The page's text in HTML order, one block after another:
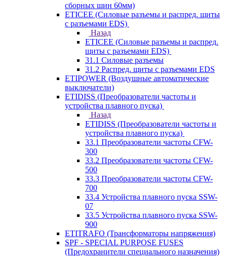
сборных шин 60мм)
ETICEE (Силовые разъемы и распред. щиты
с разъемами EDS)
Назад
ETICEE (Силовые разъемы и распред.
щиты с разъемами EDS)
31.1 Силовые разъемы
31.2 Распред. щиты с разъемами EDS
ETIPOWER (Воздушные автоматические
выключатели)
ETIDISS (Преобразователи частоты и
устройства плавного пуска)
Назад
ETIDISS (Преобразователи частоты и
устройства плавного пуска)
33.1 Преобразователи частоты CFW-
300
33.2 Преобразователи частоты CFW-
500
33.3 Преобразователи частоты CFW-
700
33.4 Устройства плавного пуска SSW-
07
33.5 Устройства плавного пуска SSW-
900
ETITRAFO (Трансформаторы напряжения)
SPF - SPECIAL PURPOSE FUSES
(Предохранители специального назначения)